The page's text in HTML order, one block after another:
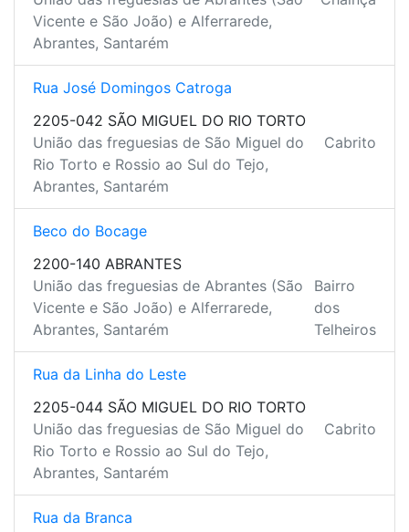
Vicente e São João) e Alferrarede,
Abrantes, Santarém
Rua José Domingos Catroga
2205-042 SÃO MIGUEL DO RIO TORTO
União das freguesias de São Miguel do
Rio Torto e Rossio ao Sul do Tejo,
Abrantes, Santarém
Cabrito
Beco do Bocage
2200-140 ABRANTES
União das freguesias de Abrantes (São
Vicente e São João) e Alferrarede,
Abrantes, Santarém
Bairro
dos
Telheiros
Rua da Linha do Leste
2205-044 SÃO MIGUEL DO RIO TORTO
União das freguesias de São Miguel do
Rio Torto e Rossio ao Sul do Tejo,
Abrantes, Santarém
Cabrito
Rua da Branca